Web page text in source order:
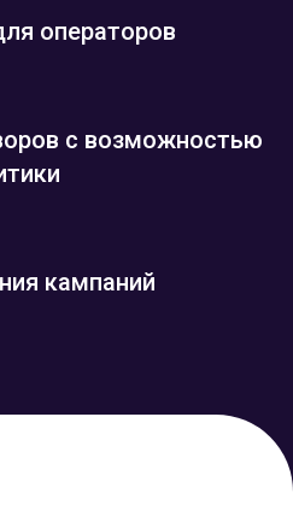
операторов
с возможностью
кампаний